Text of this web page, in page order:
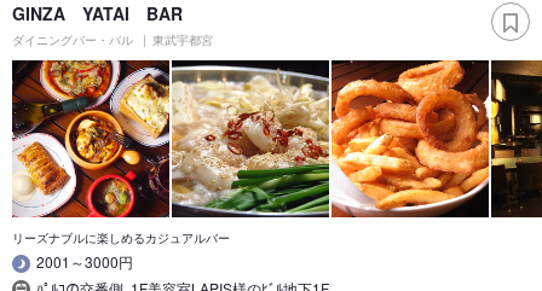
GINZA YATAI BAR
ダイニングバー・バル 東武宇都宮
リーズナブルに楽しめるカジュアルバー
2001～3000円